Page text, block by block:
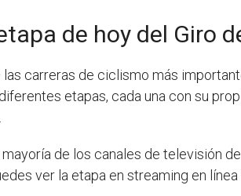
de hoy del Giro
las carreras de ciclismo más
etapas, cada una con su
mayoría de los canales de televisión
ver la etapa en streaming en